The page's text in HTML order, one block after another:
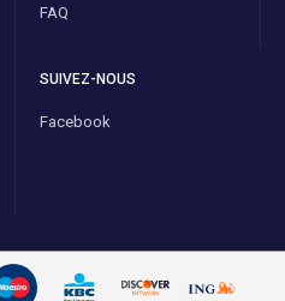
FAQ
SUIVEZ-NOUS
Facebook